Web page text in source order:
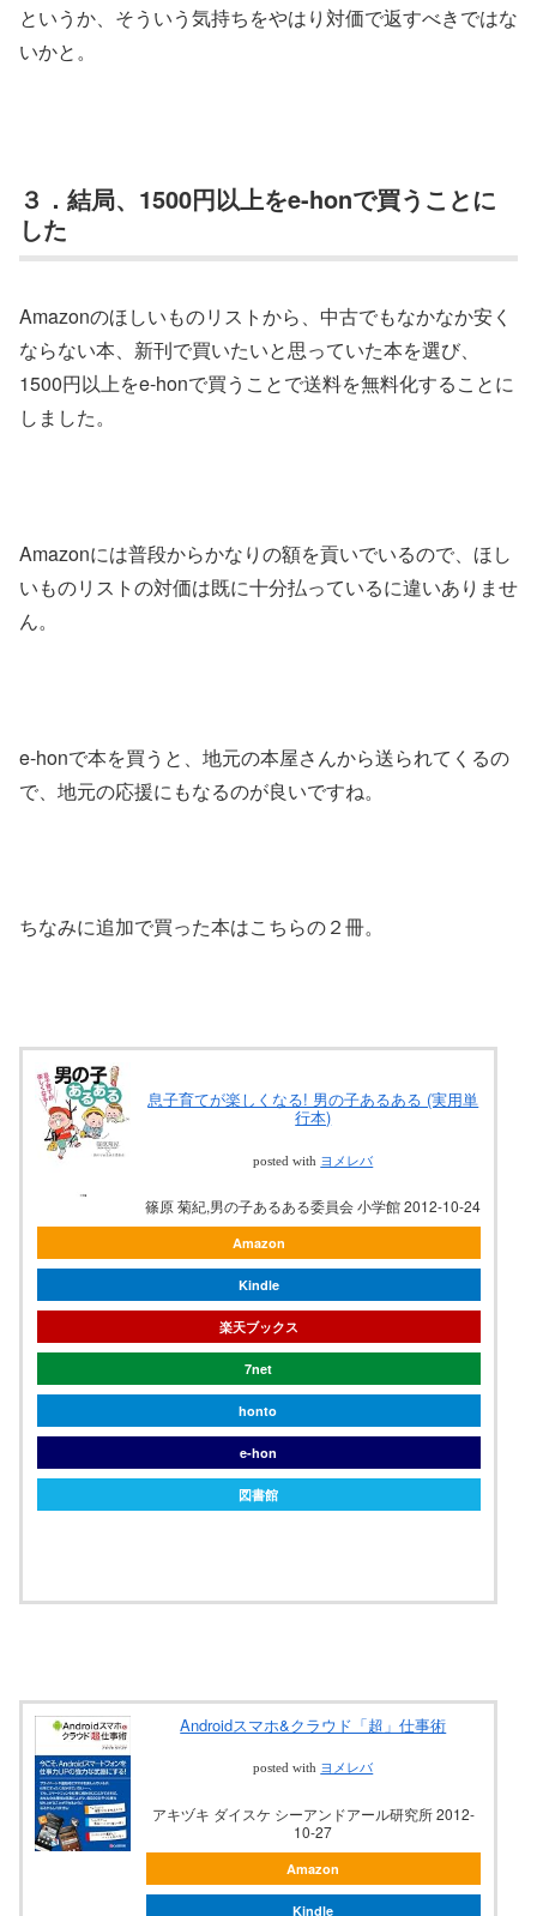
というか、そういう気持ちをやはり対価で返すべきではな
いかと。
３．結局、1500円以上をe-honで買うことに
した
Amazonのほしいものリストから、中古でもなかなか安く
ならない本、新刊で買いたいと思っていた本を選び、
1500円以上をe-honで買うことで送料を無料化することに
しました。
Amazonには普段からかなりの額を貢いでいるので、ほし
いものリストの対価は既に十分払っているに違いありませ
ん。
e-honで本を買うと、地元の本屋さんから送られてくるの
で、地元の応援にもなるのが良いですね。
ちなみに追加で買った本はこちらの２冊。
息子育てが楽しくなる! 男の子あるある (実用単
行本)
posted with ヨメレバ
篠原 菊紀,男の子あるある委員会 小学館 2012-10-24
Amazon
Kindle
楽天ブックス
7net
honto
e-hon
図書館
Androidスマホ&クラウド「超」仕事術
posted with ヨメレバ
アキヅキ ダイスケ シーアンドアール研究所 2012-
10-27
Amazon
Kindle